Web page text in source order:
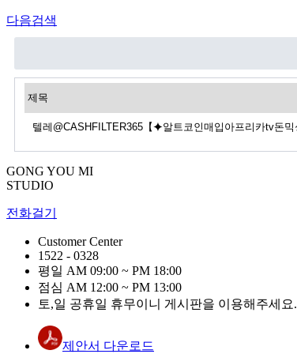
다음검색
GONG YOU MI
STUDIO
전화걸기
Customer Center
1522 - 0328
평일 AM 09:00 ~ PM 18:00
점심 AM 12:00 ~ PM 13:00
토,일 공휴일 휴무이니 게시판을 이용해주세요.
제안서 다운로드